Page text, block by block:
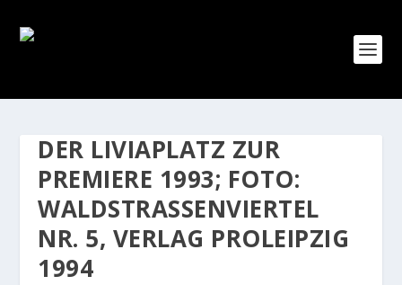
DER LIVIAPLATZ ZUR
PREMIERE 1993; FOTO:
WALDSTRASSENVIERTEL N
R. 5, VERLAG PROLEIPZIG 1
994